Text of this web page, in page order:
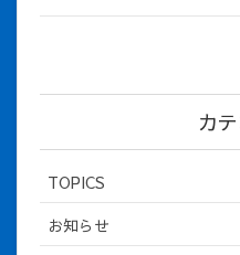
カ
TOPICS
お知らせ